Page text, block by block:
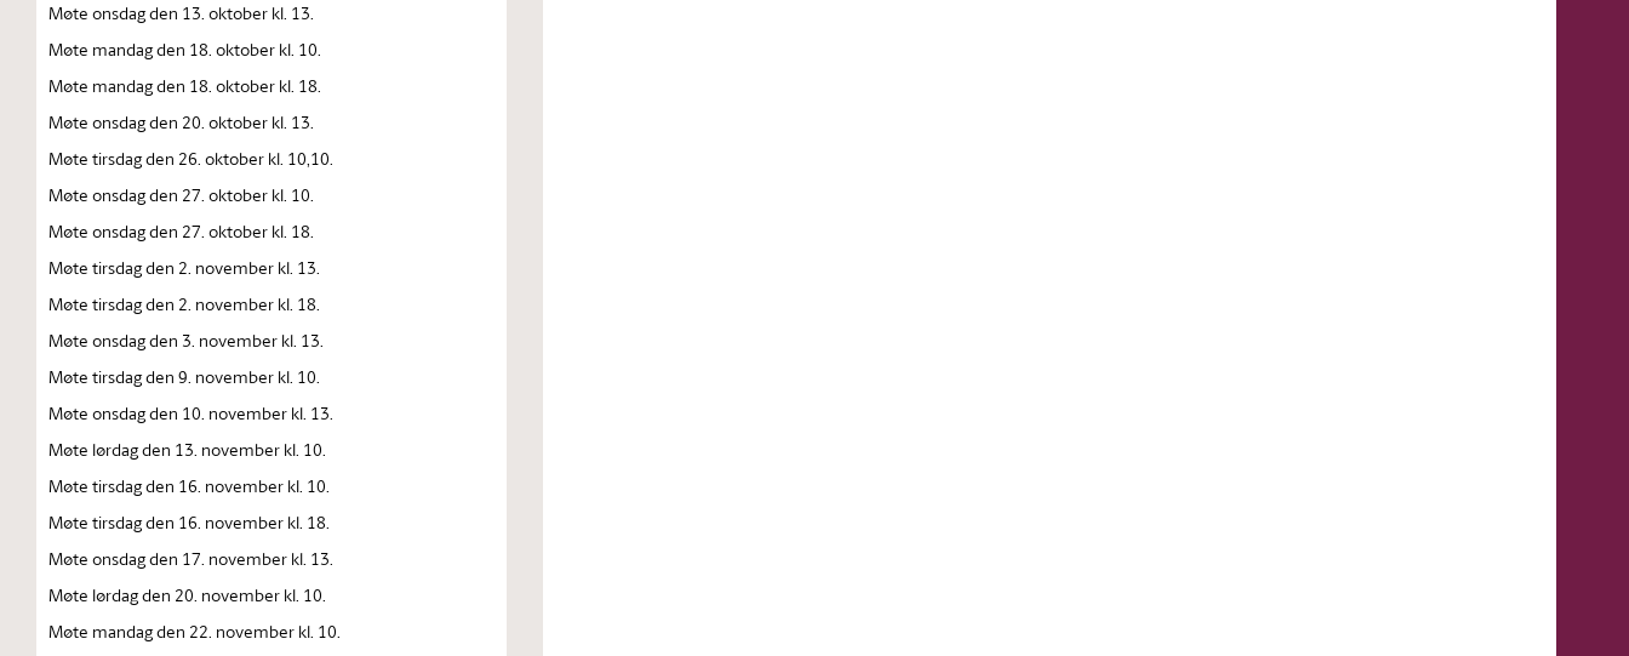
Møte onsdag den 13. oktober kl. 13.
Møte mandag den 18. oktober kl. 10.
Møte mandag den 18. oktober kl. 18.
Møte onsdag den 20. oktober kl. 13.
Møte tirsdag den 26. oktober kl. 10,10.
Møte onsdag den 27. oktober kl. 10.
Møte onsdag den 27. oktober kl. 18.
Møte tirsdag den 2. november kl. 13.
Møte tirsdag den 2. november kl. 18.
Møte onsdag den 3. november kl. 13.
Møte tirsdag den 9. november kl. 10.
Møte onsdag den 10. november kl. 13.
Møte lørdag den 13. november kl. 10.
Møte tirsdag den 16. november kl. 10.
Møte tirsdag den 16. november kl. 18.
Møte onsdag den 17. november kl. 13.
Møte lørdag den 20. november kl. 10.
Møte mandag den 22. november kl. 10.